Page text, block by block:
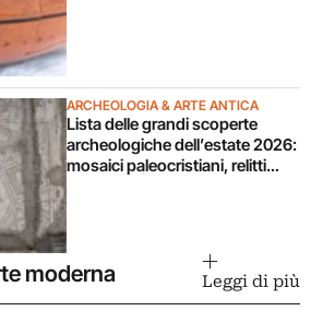
ARCHEOLOGIA & ARTE ANTICA
Lista delle grandi scoperte
archeologiche dell’estate 2026:
mosaici paleocristiani, relitti
moderna Leggi di più